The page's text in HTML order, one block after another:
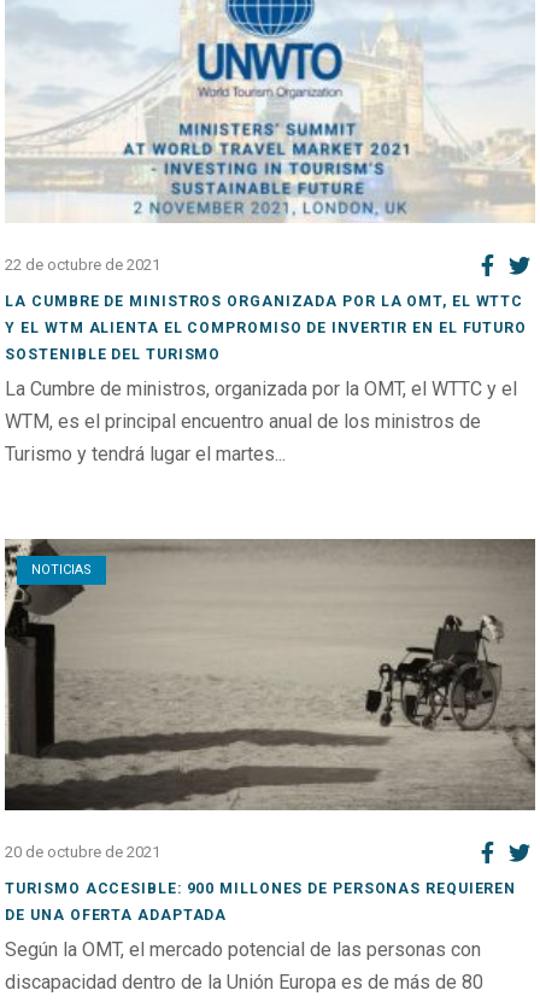
22 de octubre de 2021
LA CUMBRE DE MINISTROS ORGANIZADA POR LA OMT, EL WTTC
Y EL WTM ALIENTA EL COMPROMISO DE INVERTIR EN EL FUTURO
SOSTENIBLE DEL TURISMO
La Cumbre de ministros, organizada por la OMT, el WTTC y el
WTM, es el principal encuentro anual de los ministros de
Turismo y tendrá lugar el martes...
NOTICIAS
Open post
20 de octubre de 2021
TURISMO ACCESIBLE: 900 MILLONES DE PERSONAS REQUIEREN
DE UNA OFERTA ADAPTADA
Según la OMT, el mercado potencial de las personas con
discapacidad dentro de la Unión Europa es de más de 80